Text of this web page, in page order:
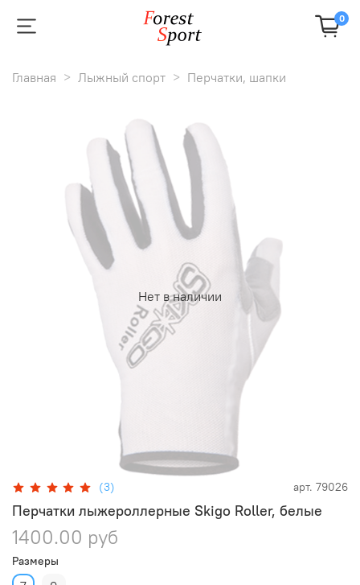
0
Главная Лыжный спорт Перчатки, шапки
Нет в наличии
(3) арт. 79026
Перчатки лыжероллерные Skigo Roller, белые
1400.00 руб
Размеры